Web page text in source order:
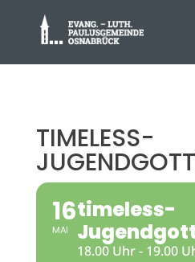
TIMELESS-
16
MAI
timeless-
18.00 Uhr - 19.00